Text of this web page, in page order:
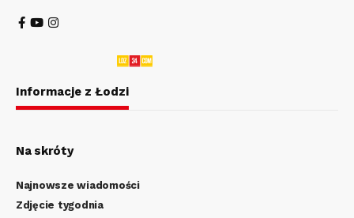
Informacje z Łodzi
Na skróty
Najnowsze wiadomości
Zdjęcie tygodnia